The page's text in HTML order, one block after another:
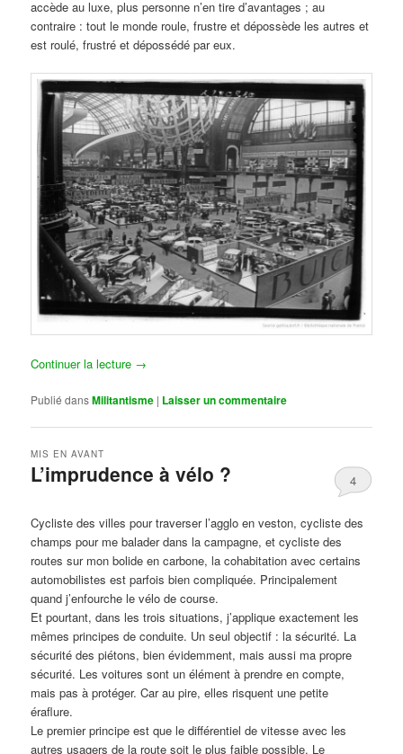
accède au luxe, plus personne n’en tire d’avantages ; au
contraire : tout le monde roule, frustre et dépossède les autres et
est roulé, frustré et dépossédé par eux.
Continuer la lecture →
Publié dansMilitantisme | Laisser un commentaire
L’imprudence à vélo ?
MIS EN AVANT
4
Cycliste des villes pour traverser l’agglo en veston, cycliste des
champs pour me balader dans la campagne, et cycliste des
routes sur mon bolide en carbone, la cohabitation avec certains
automobilistes est parfois bien compliquée. Principalement
quand j’enfourche le vélo de course.
Et pourtant, dans les trois situations, j’applique exactement les
mêmes principes de conduite. Un seul objectif : la sécurité. La
sécurité des piétons, bien évidemment, mais aussi ma propre
sécurité. Les voitures sont un élément à prendre en compte,
mais pas à protéger. Car au pire, elles risquent une petite
éraflure.
Le premier principe est que le différentiel de vitesse avec les
autres usagers de la route soit le plus faible possible. Le